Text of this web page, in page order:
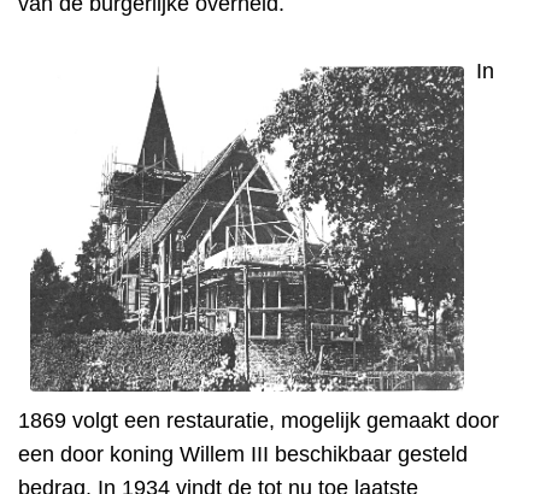
In
1869 volgt een restauratie, mogelijk gemaakt door
een door koning Willem III beschikbaar gesteld
bedrag. In 1934 vindt de tot nu toe laatste